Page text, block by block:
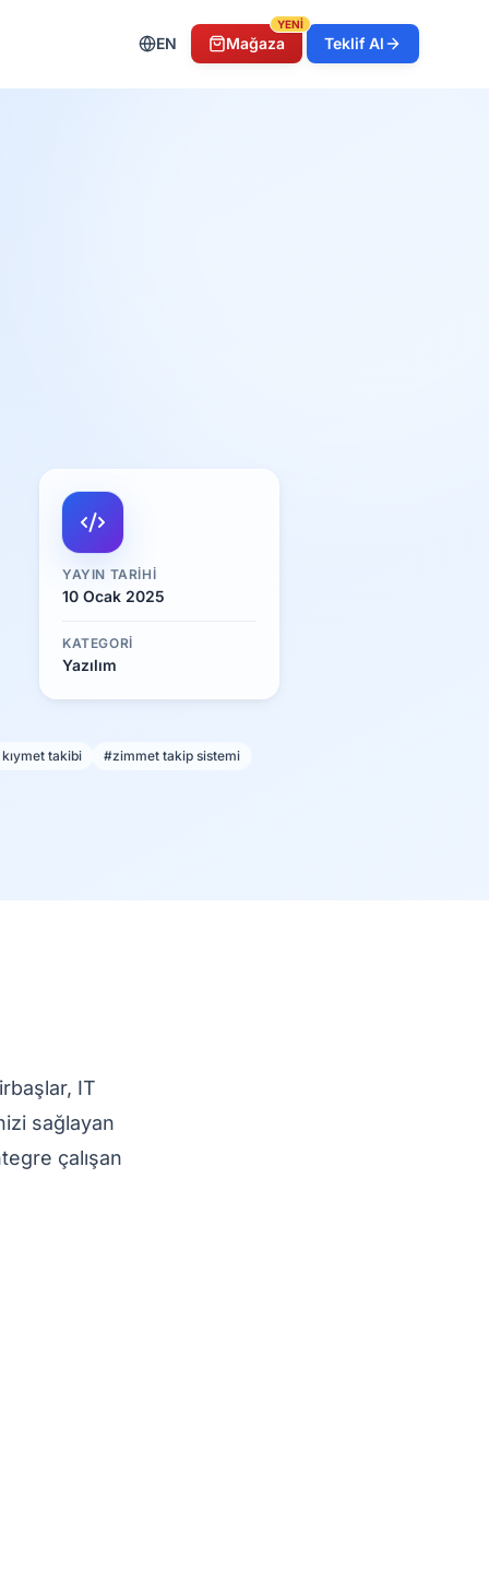
EN Mağaza
YENİ
Teklif Al
YAYIN TARIHI
10 Ocak 2025
KATEGORI
Yazılım
takibi #zimmet takip sistemi
IT
sağlayan
çalışan